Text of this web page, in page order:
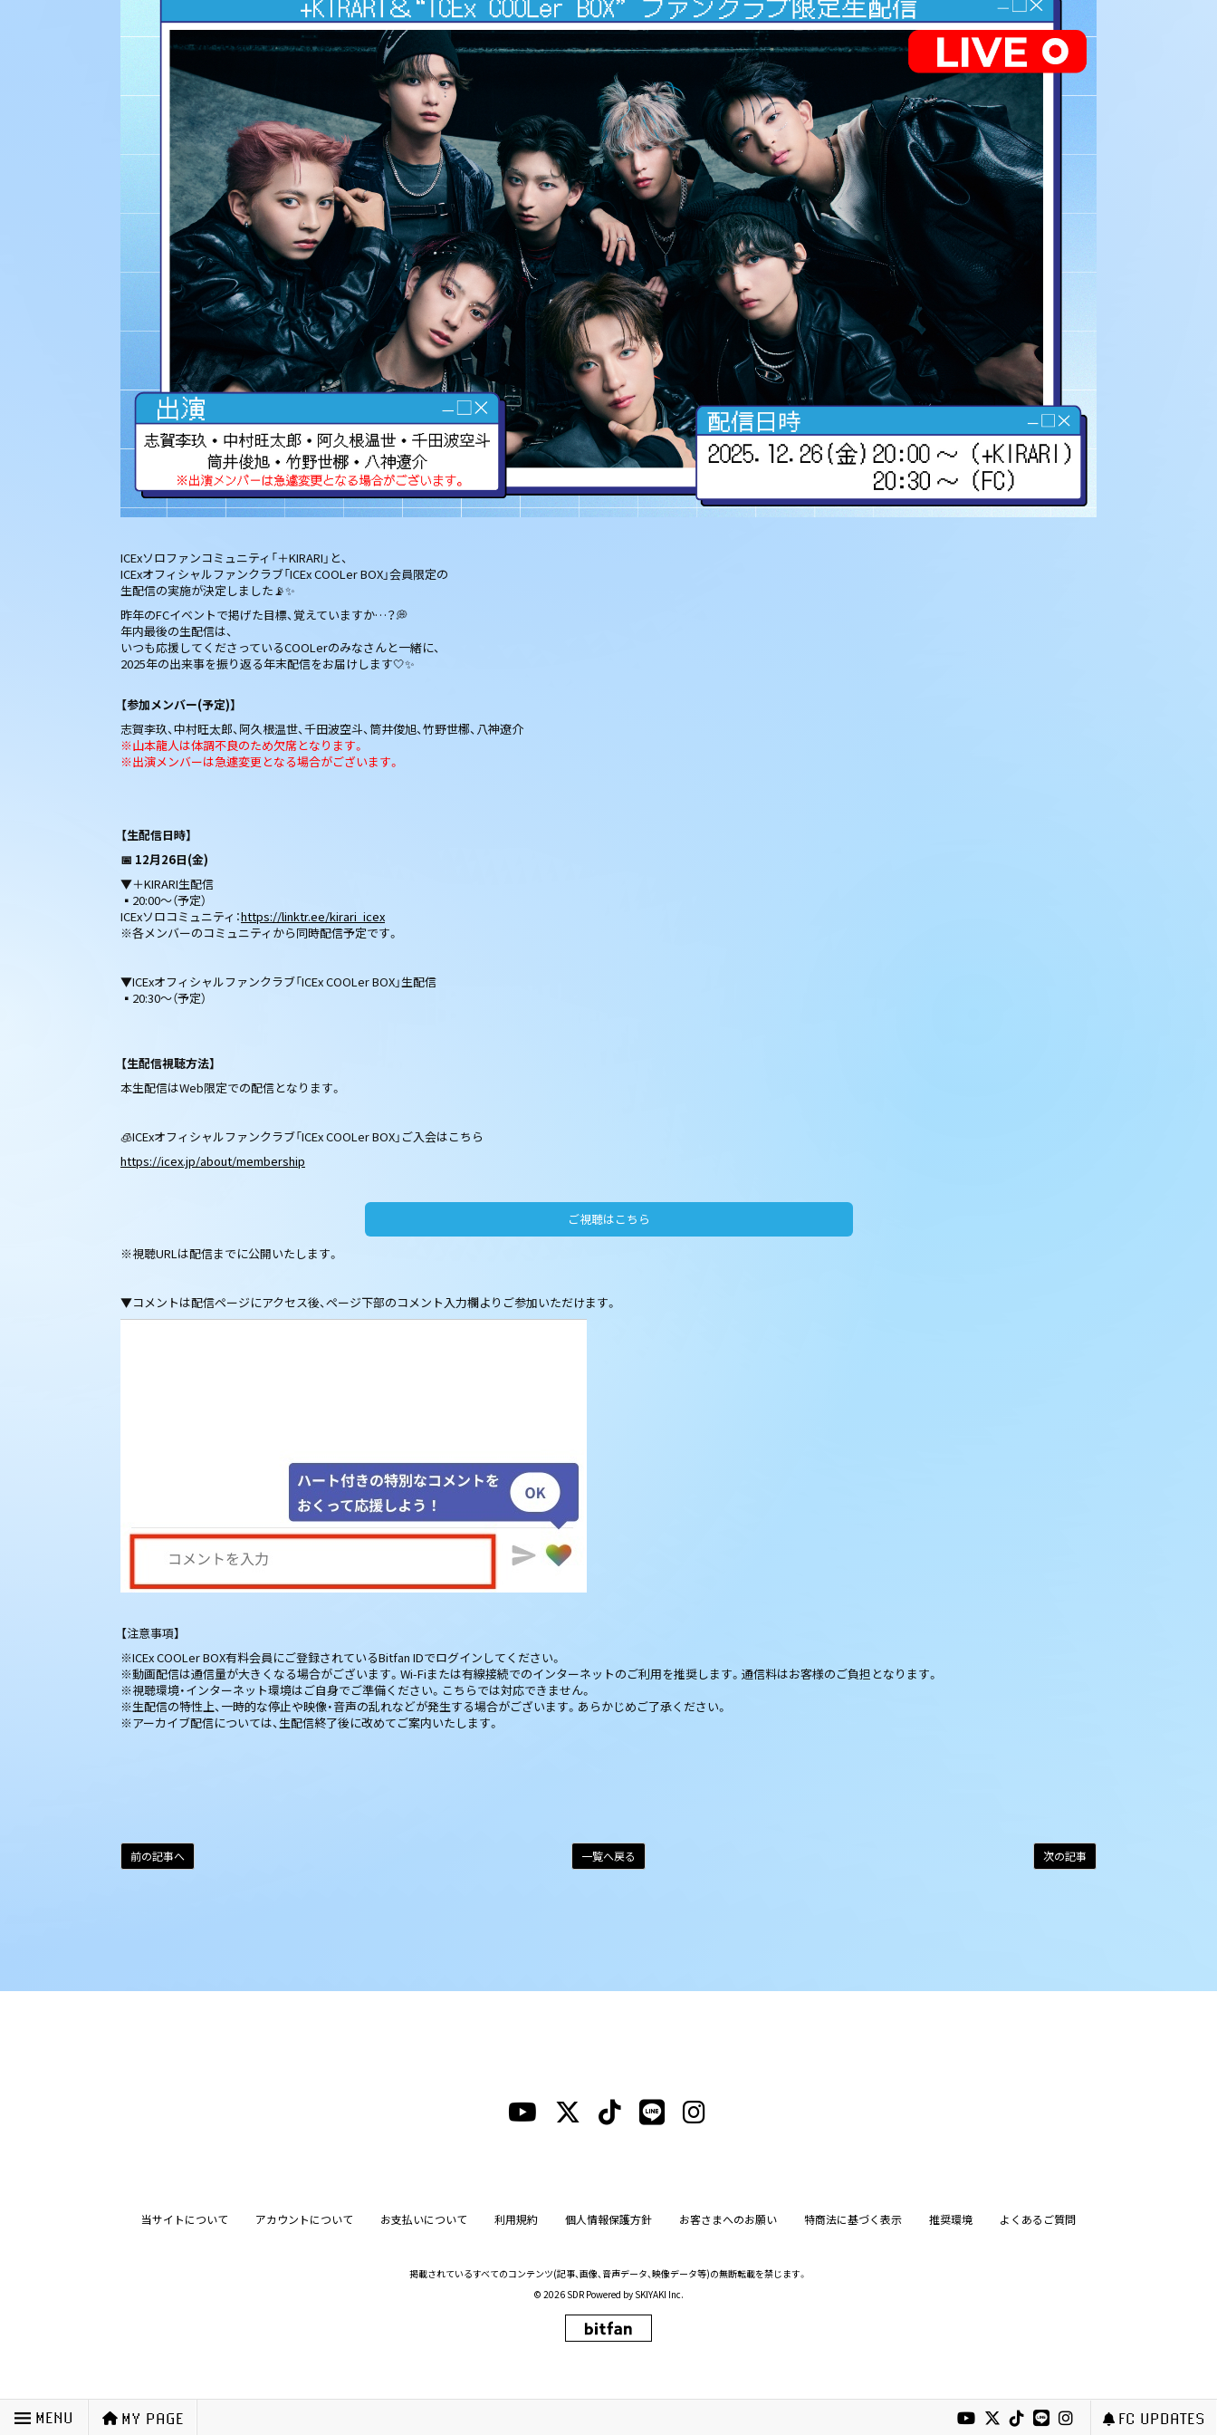
MENU MY PAGE FC UPDATES
ICExソロファンコミュニティ「＋KIRARI」と、
ICExオフィシャルファンクラブ「ICEx COOLer BOX」会員限定の
生配信の実施が決定しました📡✨
昨年のFCイベントで掲げた目標、覚えていますか…？💭
年内最後の生配信は、
いつも応援してくださっているCOOLerのみなさんと一緒に、
2025年の出来事を振り返る年末配信をお届けします🤍✨
【参加メンバー(予定)】
志賀李玖、中村旺太郎、阿久根温世、千田波空斗、筒井俊旭、竹野世梛、八神遼介
※山本龍人は体調不良のため欠席となります。
※出演メンバーは急遽変更となる場合がございます。
【生配信日時】
📅 12月26日(金)
▼＋KIRARI生配信
▪20:00〜（予定）
ICExソロコミュニティ：https://linktr.ee/kirari_icex
※各メンバーのコミュニティから同時配信予定です。
▼ICExオフィシャルファンクラブ「ICEx COOLer BOX」生配信
▪20:30〜（予定）
【生配信視聴方法】
本生配信はWeb限定での配信となります。
🧊ICExオフィシャルファンクラブ「ICEx COOLer BOX」ご入会はこちら
https://icex.jp/about/membership
ご視聴はこちら
※視聴URLは配信までに公開いたします。
▼コメントは配信ページにアクセス後、ページ下部のコメント入力欄よりご参加いただけます。
【注意事項】
※ICEx COOLer BOX有料会員にご登録されているBitfan IDでログインしてください。
※動画配信は通信量が大きくなる場合がございます。Wi-Fiまたは有線接続でのインターネットのご利用を推奨します。通信料はお客様のご負担となります。
※視聴環境・インターネット環境はご自身でご準備ください。こちらでは対応できません。
※生配信の特性上、一時的な停止や映像・音声の乱れなどが発生する場合がございます。あらかじめご了承ください。
※アーカイブ配信については、生配信終了後に改めてご案内いたします。
次の記事
一覧へ戻る
前の記事へ
当サイトについて アカウントについて お支払いについて 利用規約 個人情報保護方針 お客さまへのお願い 特商法に基づく表示 推奨環境 よくあるご質問
掲載されているすべてのコンテンツ(記事、画像、音声データ、映像データ等)の無断転載を禁じます。
© 2026 SDR Powered by SKIYAKI Inc.